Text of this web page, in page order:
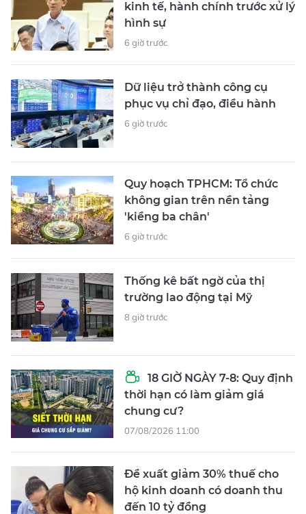
kinh tế, hành chính trước xử lý
hình sự
6 giờ trước
Dữ liệu trở thành công cụ
phục vụ chỉ đạo, điều hành
6 giờ trước
Quy hoạch TPHCM: Tổ chức
không gian trên nền tảng
'kiềng ba chân'
6 giờ trước
Thống kê bất ngờ của thị
trường lao động tại Mỹ
8 giờ trước
18 GIỜ NGÀY 7-8: Quy định
thời hạn có làm giảm giá
chung cư?
07/08/2026 11:00
Đề xuất giảm 30% thuế cho
hộ kinh doanh có doanh thu
đến 10 tỷ đồng